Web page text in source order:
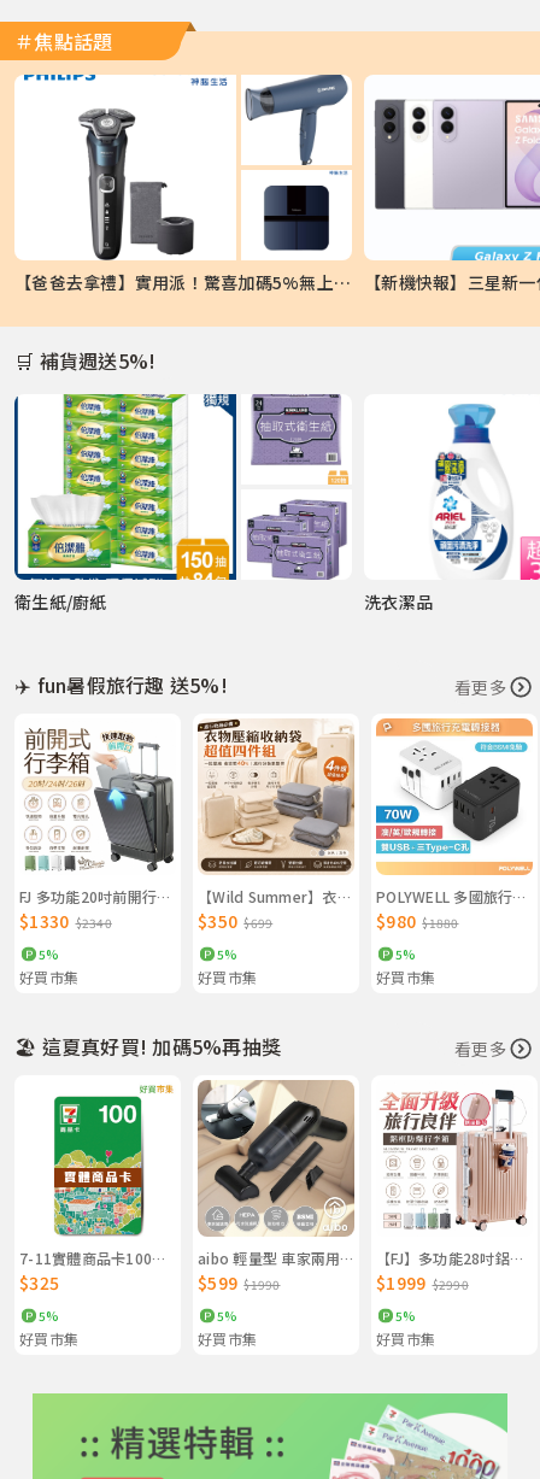
＃焦點話題
【爸爸去拿禮】實用派！驚喜加碼5%無上限...
🛒 補貨週送5%!
衛生紙/廚紙 洗衣潔品
✈️ fun暑假旅行趣 送5%! 看更多
FJ 多功能20吋前開行李箱/登機箱KC20（USB/TYPE-C雙延伸充電孔方便充電）
$1330 $2340
5%
好買市集
【Wild Summer】衣物壓縮收納袋超值四件組 盥洗包 收納包 內衣包 鞋袋 行李箱分類
$350 $699
5%
好買市集
POLYWELL 多國旅行充電轉接頭 70W 萬國旅行充 三Type-C＋雙USB-A BSMI免驗 寶利威爾 台灣現貨
$980 $1880
5%
好買市集
🏖️ 這夏真好買! 加碼5%再抽獎 看更多
7-11實體商品卡100元 X 3張
$325
5%
好買市集
aibo 輕量型 車家兩用 手持無線吸塵器
$599 $1990
5%
好買市集
【FJ】多功能28吋鋁框防爆行李箱KA28（USB延伸充電孔方便充電）
$1999 $2990
5%
好買市集